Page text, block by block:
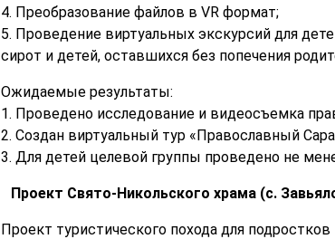
4. Преобразование файлов в VR формат;
5. Проведение виртуальных экскурсий для
сирот и детей, оставшихся без попечения
Ожидаемые результаты:
1. Проведено исследование и видеосъемка
2. Создан виртуальный тур «Православный
3. Для детей целевой группы проведено не
Проект Свято-Никольского храма (с.
Проект туристического похода для